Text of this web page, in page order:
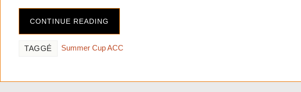
CONTINUE READING
TAGGÉ Summer Cup ACC